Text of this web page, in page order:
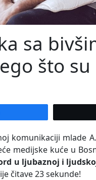
sa
što
komunikaciji mlade
medijske kuće u
u ljubaznoj i
čitave 23 sekunde!